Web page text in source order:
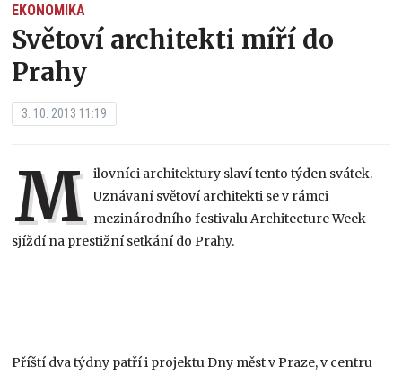
EKONOMIKA
Světoví architekti míří do
Prahy
3. 10. 2013 11:19
M ilovníci architektury slaví tento týden svátek.
Uznávaní světoví architekti se v rámci
mezinárodního festivalu Architecture Week
sjíždí na prestižní setkání do Prahy.
Příští dva týdny patří i projektu Dny měst v Praze, v centru